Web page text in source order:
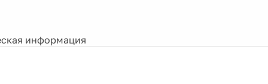
информация